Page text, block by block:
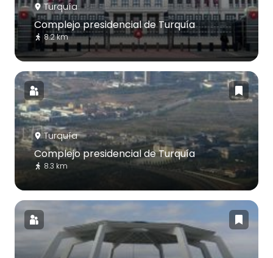
Turquía
Complejo presidencial de Turquía
8.2 km
Turquía
Complejo presidencial de Turquía
8.3 km